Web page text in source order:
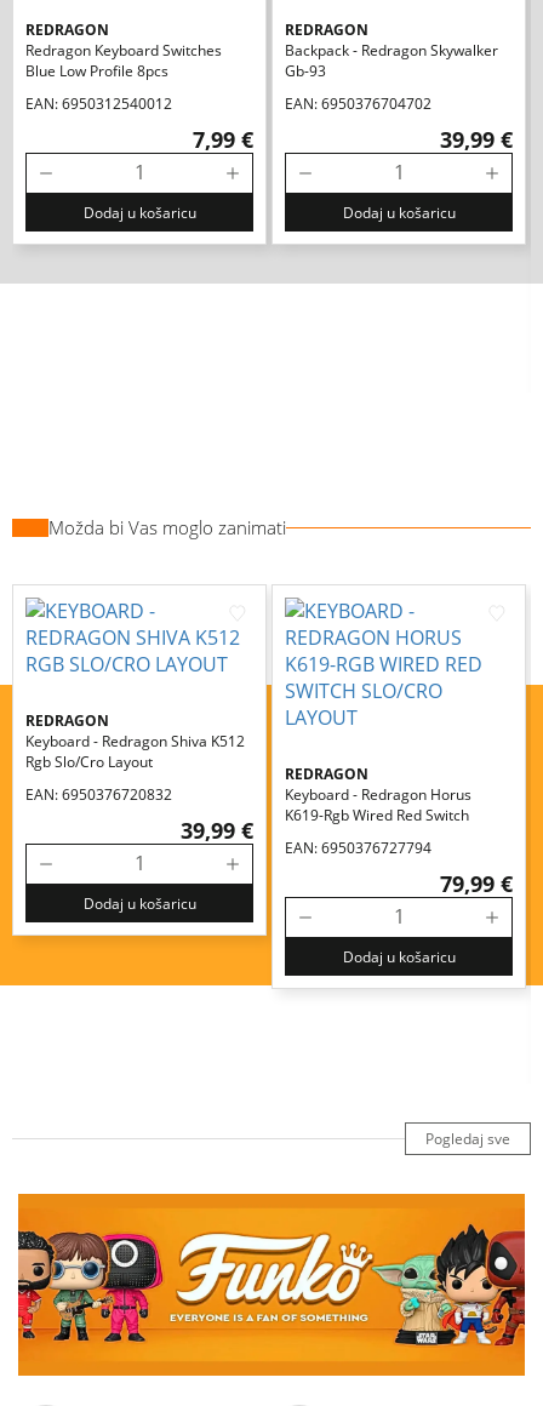
REDRAGON
Redragon Keyboard Switches
Blue Low Profile 8pcs
EAN: 6950312540012
7,99 €
Dodaj u košaricu
REDRAGON
Backpack - Redragon Skywalker
Gb-93
EAN: 6950376704702
39,99 €
Dodaj u košaricu
Možda bi Vas moglo zanimati
REDRAGON
Keyboard - Redragon Shiva K512
Rgb Slo/cro Layout
EAN: 6950376720832
39,99 €
Dodaj u košaricu
REDRAGON
Keyboard - Redragon Horus
K619-Rgb Wired Red Switch
EAN: 6950376727794
79,99 €
Dodaj u košaricu
Pogledaj sve